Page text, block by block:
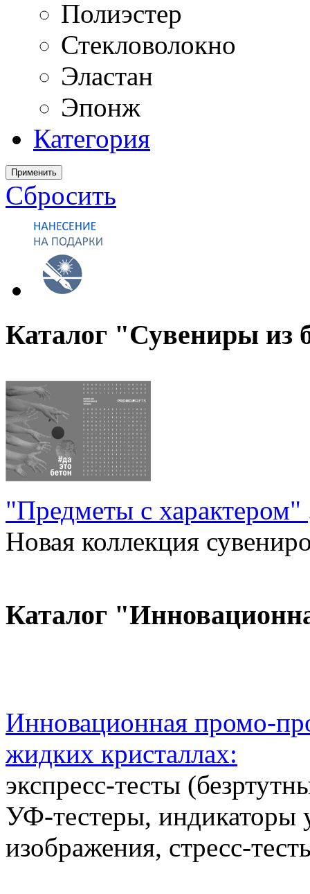
Полиэстер
Стекловолокно
Эластан
Эпонж
Категория
Применить
Сбросить
Каталог "Сувениры из
"Предметы с характером"
Новая коллекция
Каталог
Инновационная промо-
жидких кристаллах:
экспресс-тесты
УФ-тестеры, индикаторы
изображения, стресс-